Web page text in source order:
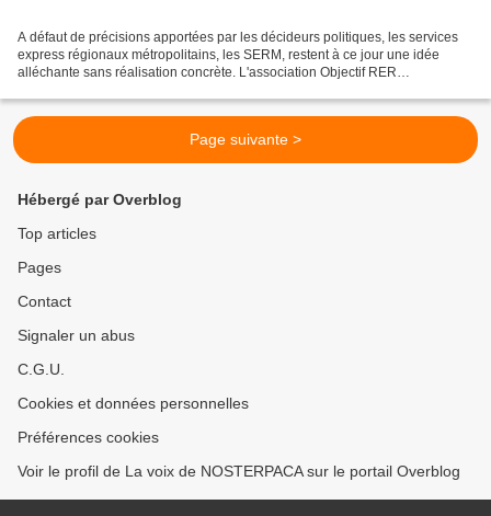
A défaut de précisions apportées par les décideurs politiques, les services
express régionaux métropolitains, les SERM, restent à ce jour une idée
alléchante sans réalisation concrète. L'association Objectif RER
Page suivante >
Hébergé par Overblog
Top articles
Pages
Contact
Signaler un abus
C.G.U.
Cookies et données personnelles
Préférences cookies
Voir le profil de La voix de NOSTERPACA sur le portail Overblog